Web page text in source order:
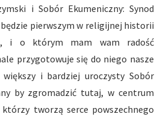
i Sobór Ekumeniczny: Synod
pierwszym w religijnej historii
i o którym mam wam radość
przygotowuje się do niego nasze
i bardziej uroczysty Sobór
by zgromadzić tutaj, w centrum
tworzą serce powszechnego